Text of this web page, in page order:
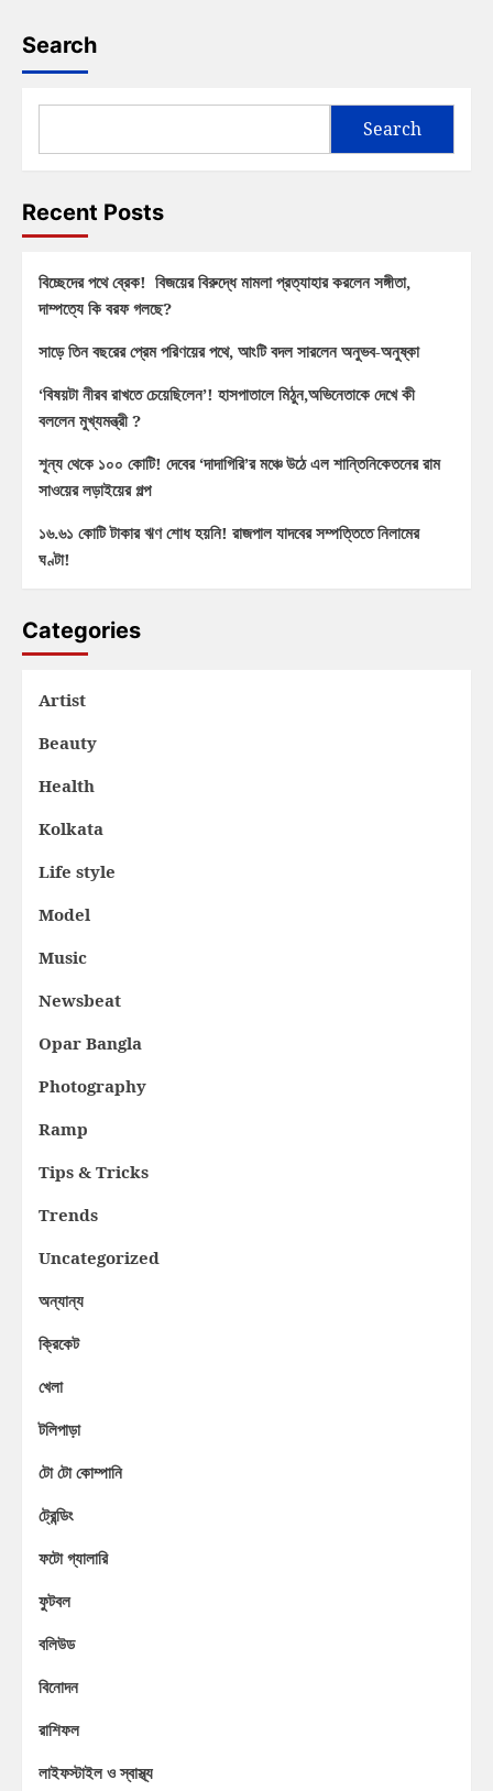
Search
Search
Recent Posts
বিচ্ছেদের পথে ব্রেক! বিজয়ের বিরুদ্ধে মামলা প্রত্যাহার করলেন সঙ্গীতা,
দাম্পত্যে কি বরফ গলছে?
সাড়ে তিন বছরের প্রেম পরিণয়ের পথে, আংটি বদল সারলেন অনুভব-অনুষ্কা
‘বিষয়টা নীরব রাখতে চেয়েছিলেন’! হাসপাতালে মিঠুন,অভিনেতাকে দেখে কী
বললেন মুখ্যমন্ত্রী ?
শূন্য থেকে ১০০ কোটি! দেবের ‘দাদাগিরি’র মঞ্চে উঠে এল শান্তিনিকেতনের রাম
সাওয়ের লড়াইয়ের গল্প
১৬.৬১ কোটি টাকার ঋণ শোধ হয়নি! রাজপাল যাদবের সম্পত্তিতে নিলামের
ঘণ্টা!
Categories
Artist
Beauty
Health
Kolkata
Life style
Model
Music
Newsbeat
Opar Bangla
Photography
Ramp
Tips & Tricks
Trends
Uncategorized
অন্যান্য
ক্রিকেট
খেলা
টলিপাড়া
টো টো কোম্পানি
ট্রেন্ডিং
ফটো গ্যালারি
ফুটবল
বলিউড
বিনোদন
রাশিফল
লাইফস্টাইল ও স্বাস্থ্য